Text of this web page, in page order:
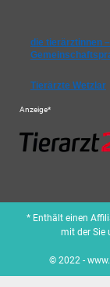
die tierärztinnen –
Tierärzte Wetzlar
Anzeige*
* Enthält einen
mit der Sie
© 2022 -